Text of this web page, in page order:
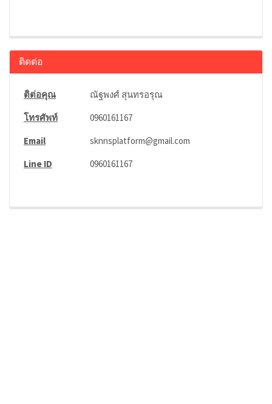
ติดต่อ
ติต่อคุณ
ณัฐพงศ์ สุนทรอรุณ
โทรศัพท์
0960161167
Email
sknnsplatform@gmail.com
Line ID
0960161167